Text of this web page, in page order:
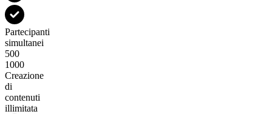
Partecipanti
simultanei
500
1000
Creazione
di
contenuti
illimitata